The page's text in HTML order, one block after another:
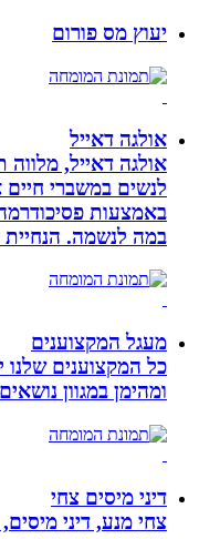
יעוץ מס פורום
אולגה דאייל
אולגה דאייל, מלווה
לנשים במשברי חיים
באמצעות פסיכודרמה
במה לנשמה. ‏הנחיית
מעגל המקצוענים
כל המקצוענים שלנו
ומהימן במגוון נושאים!
דיני מיסים צחי
צחי מנע, דיני מיסים,